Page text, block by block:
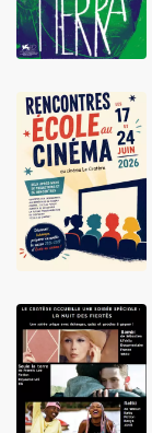
LIRE
LIRE